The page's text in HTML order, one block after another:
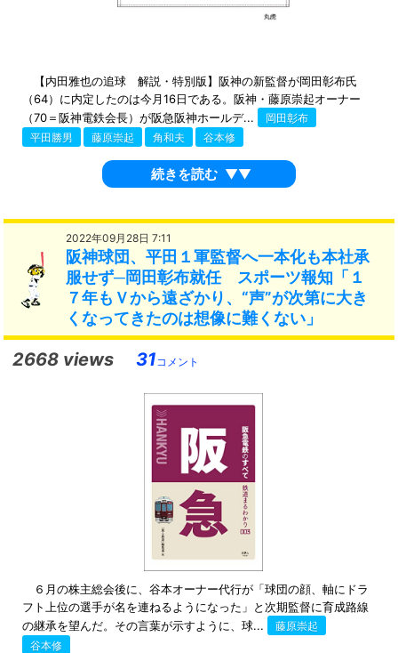
【内田雅也の追球 解説・特別版】阪神の新監督が岡田彰布氏
（64）に内定したのは今月16日である。阪神・藤原崇起オーナー
（70＝阪神電鉄会長）が阪急阪神ホールデ...
岡田彰布
平田勝男
藤原崇起 角和夫 谷本修
続きを読む ▼▼
2022年09月28日 7:11
阪神球団、平田１軍監督へ一本化も本社承
服せず─岡田彰布就任 スポーツ報知「１
７年もＶから遠ざかり、“声”が次第に大き
くなってきたのは想像に難くない」
2668 views 31 コメント
６月の株主総会後に、谷本オーナー代行が「球団の顔、軸にドラ
フト上位の選手が名を連ねるようになった」と次期監督に育成路線
の継承を望んだ。その言葉が示すように、球...
藤原崇起
谷本修